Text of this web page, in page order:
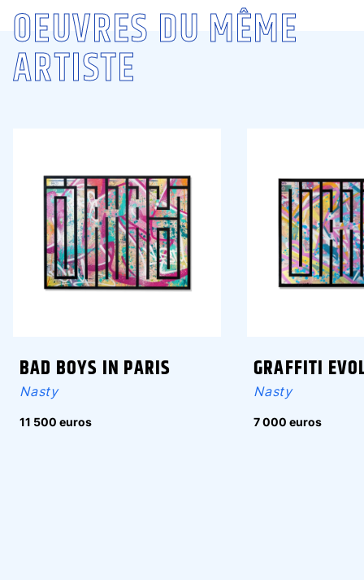
OEUVRES DU MÊME
ARTISTE
BAD BOYS IN PARIS
Nasty
11 500 euros
GRAFFITI
Nasty
7 000 euros